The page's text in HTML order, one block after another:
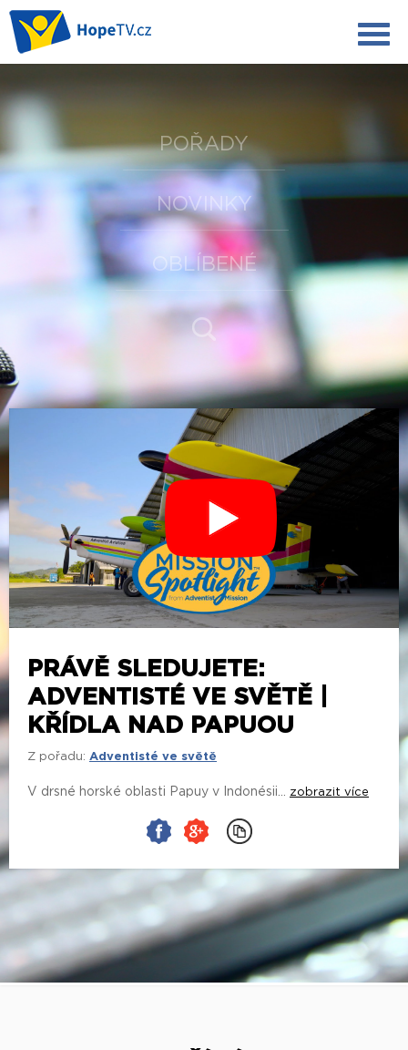
POŘADY
NOVINKY
OBLÍBENÉ
PRÁVĚ SLEDUJETE:
ADVENTISTÉ VE SVĚTĚ |
KŘÍDLA NAD PAPUOU
Z pořadu: Adventisté ve světě
V drsné horské oblasti Papuy v Indonésii... zobrazit více